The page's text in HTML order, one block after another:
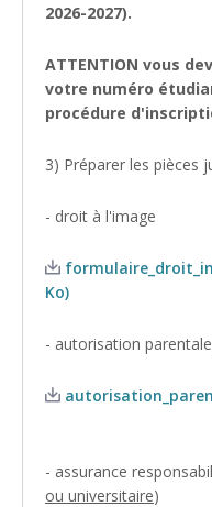
2026-2027).
ATTENTION vous
votre numéro
procédure
3) Préparer les pièces
- droit à l'image
Ko)
- autorisation
- assurance
ou universitaire)